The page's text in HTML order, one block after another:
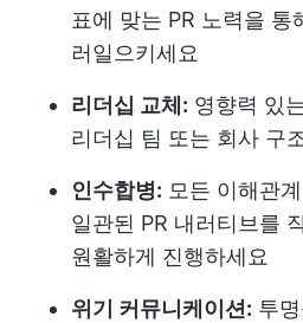
표에 맞는 PR 노력을 통
러일으키세요
리더십 교체: 영향력 있
리더십 팀 또는 회사 구
인수합병: 모든 이해관
일관된 PR 내러티브를
원활하게 진행하세요
위기 커뮤니케이션: 투